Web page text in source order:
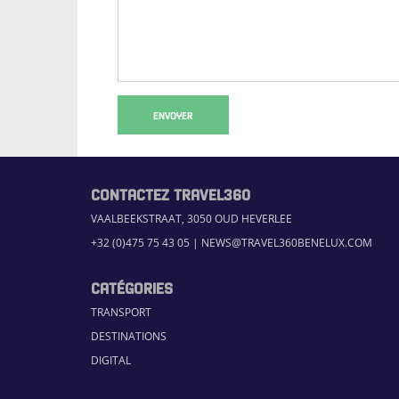
ENVOYER
CONTACTEZ TRAVEL360
VAALBEEKSTRAAT, 3050 OUD HEVERLEE
+32 (0)475 75 43 05 | NEWS@TRAVEL360BENELUX.COM
CATÉGORIES
TRANSPORT
DESTINATIONS
DIGITAL